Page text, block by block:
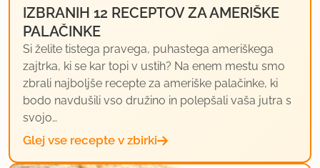
IZBRANIH 12 RECEPTOV ZA AMERIŠKE
PALAČINKE
Si želite tistega pravega, puhastega ameriškega
zajtrka, ki se kar topi v ustih? Na enem mestu smo
zbrali najboljše recepte za ameriške palačinke, ki
bodo navdušili vso družino in polepšali vaša jutra s
svojo…
Glej vse recepte v zbirki